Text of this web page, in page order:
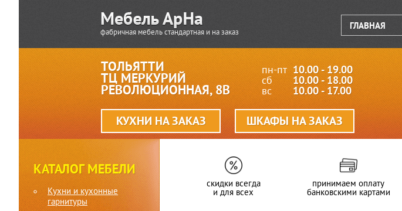
фабричная мебель стандартная и на заказ
ГЛАВНАЯ
ТОЛЬЯТТИ
ТЦ МЕРКУРИЙ
РЕВОЛЮЦИОННАЯ, 8В
пн-пт 10.00 - 19.00
сб 10.00 - 18.00
вс 10.00 - 17.00
КУХНИ НА ЗАКАЗ ШКАФЫ НА ЗАКАЗ
КАТАЛОГ МЕБЕЛИ
Кухни и кухонные
гарнитуры
скидки всегда
и для всех
принимаем оплату
банковскими картами